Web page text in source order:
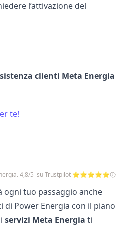
l’attivazione del
clienti Meta Energia
te!
4,8/5 su Trustpilot ⭐⭐⭐⭐⭐
ogni tuo passaggio anche
di Power Energia con il piano
servizi Meta Energia ti